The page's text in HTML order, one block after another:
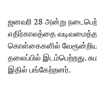
ஜனவரி 28 அன்று
எதிர்காலத்தை
கொள்கைகளில்
தலைப்பில் இடம்பெற்றது.
இதில் பங்கேற்றனர்.